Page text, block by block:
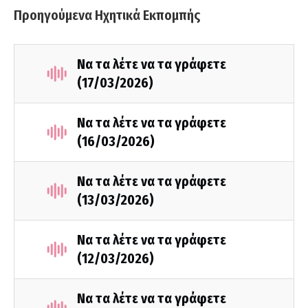
Προηγούμενα Ηχητικά Εκπομπής
Να τα λέτε να τα γράφετε
(17/03/2026)
Να τα λέτε να τα γράφετε
(16/03/2026)
Να τα λέτε να τα γράφετε
(13/03/2026)
Να τα λέτε να τα γράφετε
(12/03/2026)
Να τα λέτε να τα γράφετε